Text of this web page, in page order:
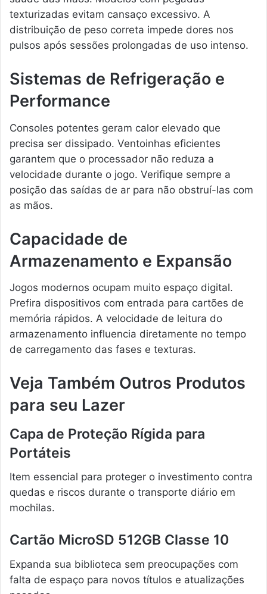
texturizadas evitam cansaço excessivo. A
distribuição de peso correta impede dores nos
pulsos após sessões prolongadas de uso intenso.
Sistemas de Refrigeração e
Performance
Consoles potentes geram calor elevado que
precisa ser dissipado. Ventoinhas eficientes
garantem que o processador não reduza a
velocidade durante o jogo. Verifique sempre a
posição das saídas de ar para não obstruí-las com
as mãos.
Capacidade de
Armazenamento e Expansão
Jogos modernos ocupam muito espaço digital.
Prefira dispositivos com entrada para cartões de
memória rápidos. A velocidade de leitura do
armazenamento influencia diretamente no tempo
de carregamento das fases e texturas.
Veja Também Outros Produtos
para seu Lazer
Capa de Proteção Rígida para
Portáteis
Item essencial para proteger o investimento contra
quedas e riscos durante o transporte diário em
mochilas.
Cartão MicroSD 512GB Classe 10
Expanda sua biblioteca sem preocupações com
falta de espaço para novos títulos e atualizações